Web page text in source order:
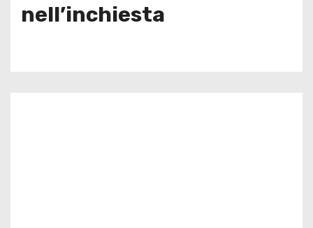
nell’inchiesta